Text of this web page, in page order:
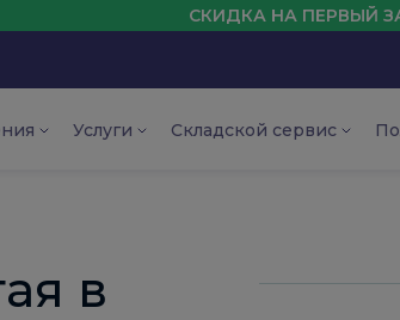
СКИДКА НА ПЕРВЫЙ ЗАКАЗ ЧЕРЕЗ
Услуги Складской сервис
в